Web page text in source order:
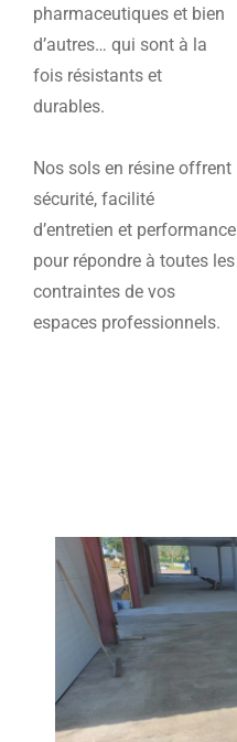
pharmaceutiques et bien
d’autres… qui sont à la
fois résistants et
durables.
Nos sols en résine offrent
sécurité, facilité
d’entretien et performance
pour répondre à toutes les
contraintes de vos
espaces professionnels.